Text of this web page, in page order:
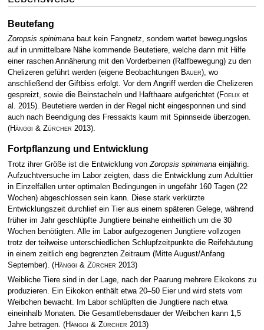
Beutefang
Zoropsis spinimanabaut kein Fangnetz, sondern wartet bewegungslos
auf in unmittelbare Nähe kommende Beutetiere, welche dann mit Hilfe
einer raschen Annäherung mit den Vorderbeinen (Raffbewegung) zu den
Chelizeren geführt werden (eigene Beobachtungen Bauer), wo
anschließend der Giftbiss erfolgt. Vor dem Angriff werden die Chelizeren
gespreizt, sowie die Beinstacheln und Hafthaare aufgerichtet (Foelixet
al. 2015). Beutetiere werden in der Regel nicht eingesponnen und sind
auch nach Beendigung des Fressakts kaum mit Spinnseide überzogen.
(Hänggi & Zürcher 2013).
Fortpflanzung und Entwicklung
Trotz ihrer Größe ist die Entwicklung von Zoropsis spinimanaeinjährig.
Aufzuchtversuche im Labor zeigten, dass die Entwicklung zum Adulttier
in Einzelfällen unter optimalen Bedingungen in ungefähr 160 Tagen (22
Wochen) abgeschlossen sein kann. Diese stark verkürzte
Entwicklungszeit durchlief ein Tier aus einem späteren Gelege, während
früher im Jahr geschlüpfte Jungtiere beinahe einheitlich um die 30
Wochen benötigten. Alle im Labor aufgezogenen Jungtiere vollzogen
trotz der teilweise unterschiedlichen Schlupfzeitpunkte die Reifehäutung
in einem zeitlich eng begrenzten Zeitraum (Mitte August/Anfang
September). (Hänggi & Zürcher 2013)
Weibliche Tiere sind in der Lage, nach der Paarung mehrere Eikokons zu
produzieren. Ein Eikokon enthält etwa 20–50 Eier und wird stets vom
Weibchen bewacht. Im Labor schlüpften die Jungtiere nach etwa
eineinhalb Monaten. Die Gesamtlebensdauer der Weibchen kann 1,5
Jahre betragen. (Hänggi & Zürcher 2013)